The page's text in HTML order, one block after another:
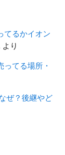
てるかイオン
より
てる場所・
ぜ？後継やど